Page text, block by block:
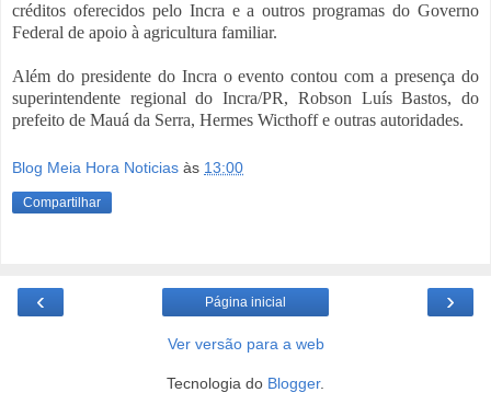
créditos oferecidos pelo Incra e a outros programas do Governo
Federal de apoio à agricultura familiar.
Além do presidente do Incra o evento contou com a presença do
superintendente regional do Incra/PR, Robson Luís Bastos, do
prefeito de Mauá da Serra, Hermes Wicthoff e outras autoridades.
Blog Meia Hora Noticias às 13:00
Compartilhar
‹ ›
Página inicial
Ver versão para a web
Tecnologia do Blogger.